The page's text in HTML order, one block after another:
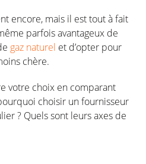
encore, mais il est tout à fait
parfois avantageux de
gaz naturel et d’opter pour
chère.
votre choix en comparant
choisir un fournisseur
? Quels sont leurs axes de